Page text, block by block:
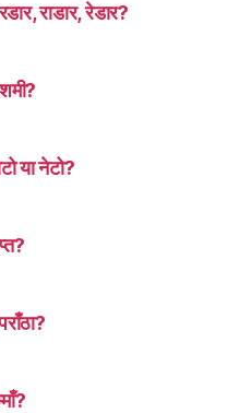
राडार, रेडार?
या नेटो?